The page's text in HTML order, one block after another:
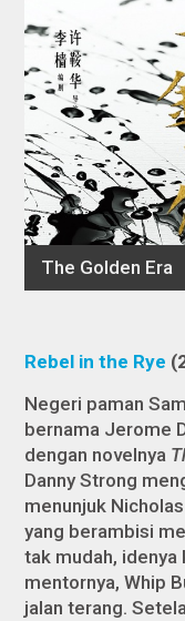
Rebel in the Rye
Negeri paman
bernama Jerome
dengan novelnya
Danny Strong
menunjuk
yang berambisi
tak mudah,
mentornya, Whip
jalan terang.